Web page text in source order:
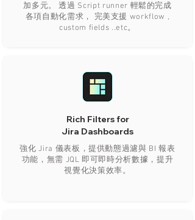
加多元。 透過 Script runner 輕鬆的完成
各項自動化需求， 完美支援 workflow ,
custom fields ..etc。
Rich Filters for
Jira Dashboards​
強化 Jira 儀表板，提供動態過濾與 BI 報表
功能，無需 JQL 即可即時分析數據，提升
視覺化決策效率。